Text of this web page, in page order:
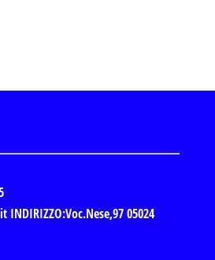
INDIRIZZO:Voc.Nese,97 05024